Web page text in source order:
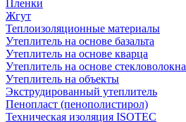
Пленки
Жгут
Теплоизоляционные материалы
Утеплитель на основе базальта
Утеплитель на основе кварца
Утеплитель на основе стекловолокна
Утеплитель на объекты
Экструдированный утеплитель
Пенопласт (пенополистирол)
Техническая изоляция ISOTEC